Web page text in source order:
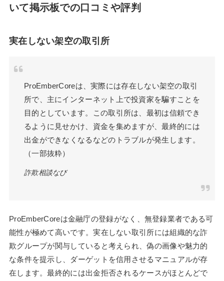
いて掲示板での口コミや評判
実在しない架空の取引所
ProEmberCoreは、実際には存在しない架空の取引
所で、主にインターネット上で投資家を騙すことを
目的としています。この取引所は、最初は信頼でき
るように見せかけ、資金を集めますが、最終的には
出金ができなくなるなどのトラブルが発生します。
（一部抜粋）
詐欺相談なび
ProEmberCoreは金融庁の登録がなく、無登録業者である可
能性が極めて高いです。実在しない取引所には組織的な詐
欺グループが関与していると考えられ、偽の画像や魅力的
な条件を提示し、ダーゲットを信用させるマニュアルが存
在します。最終的には出金拒否されるケースがほとんどで